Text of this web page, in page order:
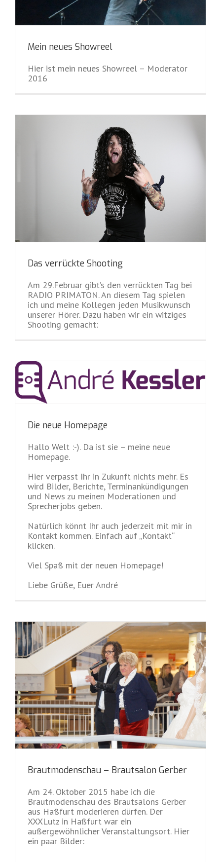
Mein neues Showreel
Hier ist mein neues Showreel – Moderator
2016
Das verrückte Shooting
Am 29.Februar gibt’s den verrückten Tag bei
RADIO PRIMATON. An diesem Tag spielen
ich und meine Kollegen jeden Musikwunsch
unserer Hörer. Dazu haben wir ein witziges
Shooting gemacht:
Die neue Homepage
Hallo Welt :-). Da ist sie – meine neue
Homepage.
Hier verpasst Ihr in Zukunft nichts mehr. Es
wird Bilder, Berichte, Terminankündigungen
und News zu meinen Moderationen und
Sprecherjobs geben.
Natürlich könnt Ihr auch jederzeit mit mir in
Kontakt kommen. Einfach auf „Kontakt“
klicken.
Viel Spaß mit der neuen Homepage!
Liebe Grüße, Euer André
Brautmodenschau – Brautsalon Gerber
Am 24. Oktober 2015 habe ich die
Brautmodenschau des Brautsalons Gerber
aus Haßfurt moderieren dürfen. Der
XXXLutz in Haßfurt war ein
außergewöhnlicher Veranstaltungsort. Hier
ein paar Bilder: